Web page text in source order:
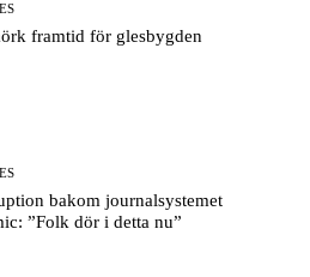
framtid för glesbygden
bakom journalsystemet
”Folk dör i detta nu”